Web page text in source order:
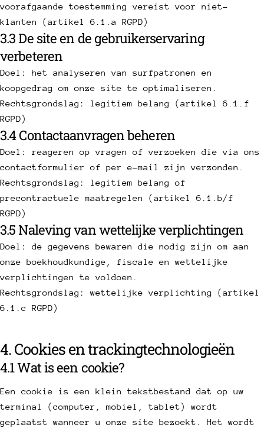
voorafgaande toestemming vereist voor niet-
klanten (artikel 6.1.a RGPD)
3.3 De site en de gebruikerservaring
verbeteren
Doel: het analyseren van surfpatronen en
koopgedrag om onze site te optimaliseren.
Rechtsgrondslag: legitiem belang (artikel 6.1.f
RGPD)
3.4 Contactaanvragen beheren
Doel: reageren op vragen of verzoeken die via ons
contactformulier of per e-mail zijn verzonden.
Rechtsgrondslag: legitiem belang of
precontractuele maatregelen (artikel 6.1.b/f
RGPD)
3.5 Naleving van wettelijke verplichtingen
Doel: de gegevens bewaren die nodig zijn om aan
onze boekhoudkundige, fiscale en wettelijke
verplichtingen te voldoen.
Rechtsgrondslag: wettelijke verplichting (artikel
6.1.c RGPD)
4. Cookies en trackingtechnologieën
4.1 Wat is een cookie?
Een cookie is een klein tekstbestand dat op uw
terminal (computer, mobiel, tablet) wordt
geplaatst wanneer u onze site bezoekt. Het wordt